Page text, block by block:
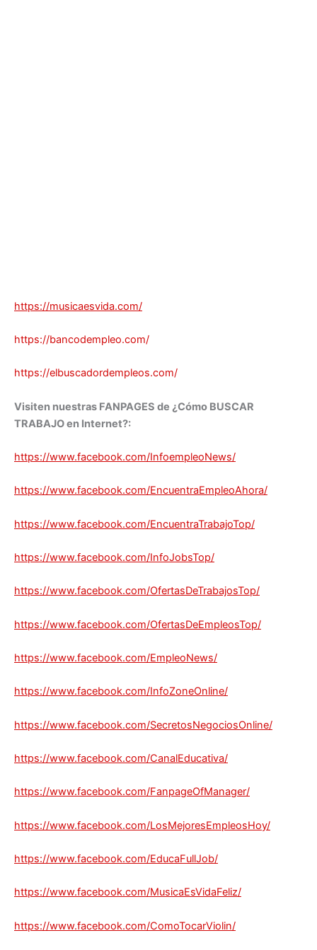
https://musicaesvida.com/
https://bancodempleo.com/
https://elbuscadordempleos.com/
Visiten nuestras FANPAGES de ¿Cómo BUSCAR
TRABAJO en Internet?:
https://www.facebook.com/InfoempleoNews/
https://www.facebook.com/EncuentraEmpleoAhora/
https://www.facebook.com/EncuentraTrabajoTop/
https://www.facebook.com/InfoJobsTop/
https://www.facebook.com/OfertasDeTrabajosTop/
https://www.facebook.com/OfertasDeEmpleosTop/
https://www.facebook.com/EmpleoNews/
https://www.facebook.com/InfoZoneOnline/
https://www.facebook.com/SecretosNegociosOnline/
https://www.facebook.com/CanalEducativa/
https://www.facebook.com/FanpageOfManager/
https://www.facebook.com/LosMejoresEmpleosHoy/
https://www.facebook.com/EducaFullJob/
https://www.facebook.com/MusicaEsVidaFeliz/
https://www.facebook.com/ComoTocarViolin/